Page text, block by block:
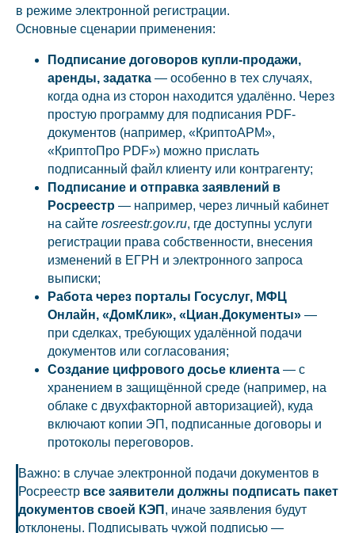
в режиме электронной регистрации.
Основные сценарии применения:
Подписание договоров купли-продажи,
аренды, задатка — особенно в тех случаях,
когда одна из сторон находится удалённо. Через
простую программу для подписания PDF-
документов (например, «КриптоАРМ»,
«КриптоПро PDF») можно прислать
подписанный файл клиенту или контрагенту;
Подписание и отправка заявлений в
Росреестр — например, через личный кабинет
на сайте rosreestr.gov.ru, где доступны услуги
регистрации права собственности, внесения
изменений в ЕГРН и электронного запроса
выписки;
Работа через порталы Госуслуг, МФЦ
Онлайн, «ДомКлик», «Циан.Документы» —
при сделках, требующих удалённой подачи
документов или согласования;
Создание цифрового досье клиента — с
хранением в защищённой среде (например, на
облаке с двухфакторной авторизацией), куда
включают копии ЭП, подписанные договоры и
протоколы переговоров.
Важно: в случае электронной подачи документов в
Росреестр все заявители должны подписать пакет
документов своей КЭП , иначе заявления будут
отклонены. Подписывать чужой подписью —